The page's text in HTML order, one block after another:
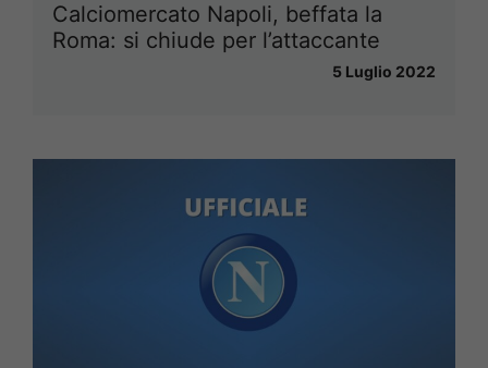
Calciomercato Napoli, beffata la
Roma: si chiude per l’attaccante
5 Luglio 2022